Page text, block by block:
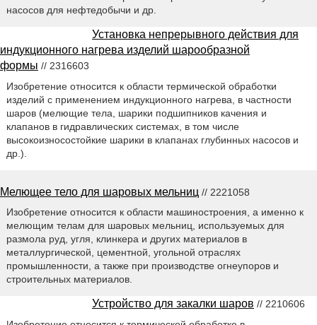
насосов для нефтедобычи и др.
Установка непрерывного действия для
индукционного нагрева изделий шарообразной
формы // 2316603
Изобретение относится к области термической обработки
изделий с применением индукционного нагрева, в частности
шаров (мелющие тела, шарики подшипников качения и
клапанов в гидравлических системах, в том числе
высокоизносостойкие шарики в клапанах глубинных насосов и
др.).
Мелющее тело для шаровых мельниц // 2221058
Изобретение относится к области машиностроения, а именно к
мелющим телам для шаровых мельниц, используемых для
размола руд, угля, клинкера и других материалов в
металлургической, цементной, угольной отраслях
промышленности, а также при производстве огнеупоров и
строительных материалов.
Устройство для закалки шаров // 2210606